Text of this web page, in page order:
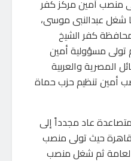
منصب أمين مركز كفر
شغل عبدالنبى موسى،
كفر الشيخ
تولى مسؤولية أمين
المصرية والعربية
أمين تنظيم حزب حماة
عاد مجدداً إلى
حيث تولى منصب
ثم شغل منصب